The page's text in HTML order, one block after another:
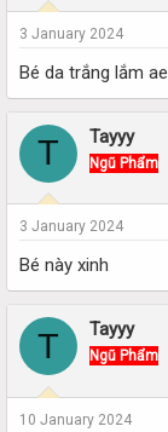
3 January 2024
Bé da trắng lắm ae
T Tayyy
Ngũ Phẩm
3 January 2024
Bé này xinh
T Tayyy
Ngũ Phẩm
10 January 2024